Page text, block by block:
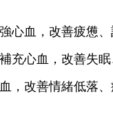
心血，改善疲憊、
充心血，改善失眠
，改善情緒低落、